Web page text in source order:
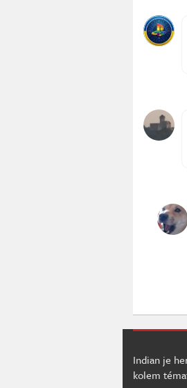
Indian je
kolem